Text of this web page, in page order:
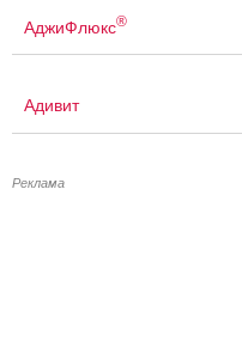
АджиФлюкс®
Адивит
Реклама